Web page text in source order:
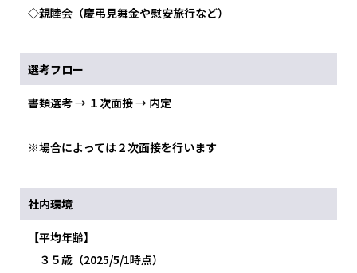
◇親睦会（慶弔見舞金や慰安旅行など）
選考フロー
書類選考 → １次面接 → 内定
※場合によっては２次面接を行います
社内環境
【平均年齢】
３５歳（2025/5/1時点）